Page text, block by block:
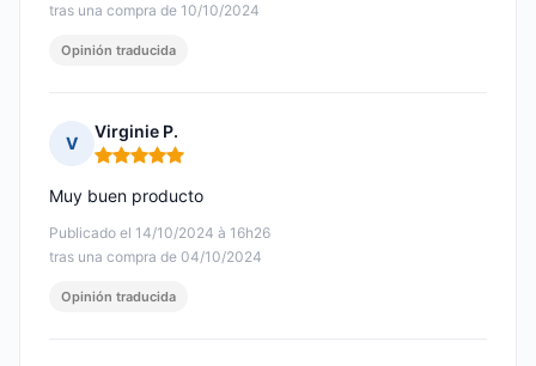
tras una compra de 10/10/2024
Opinión traducida
V
Virginie P.
Nota: 5 de 5
Publicado el 14/10/2024 à 16h26
tras una compra de 04/10/2024
Muy buen producto
Opinión traducida